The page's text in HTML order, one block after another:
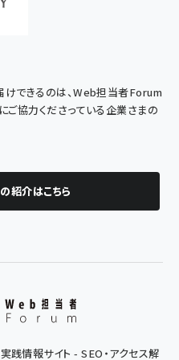
できるのは、Web担当者Forum
ご協力くださっている企業さまの
紹介はこちら
践情報サイト - SEO・アクセス解